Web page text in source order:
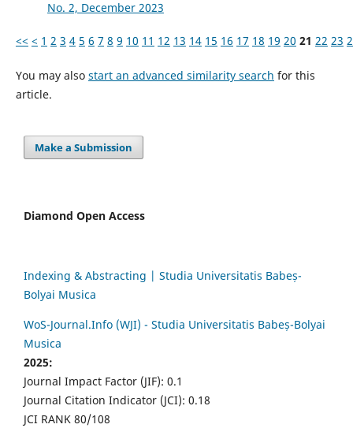
No. 2, December 2023
<< < 1 2 3 4 5 6 7 8 9 10 11 12 13 14 15 16 17 18 19 20 21 22 23
You may also start an advanced similarity search for this
article.
Make a Submission
Diamond Open Access
Indexing & Abstracting | Studia Universitatis Babeș-
Bolyai Musica
WoS-Journal.Info (WJI) - Studia Universitatis Babeș-Bolyai
Musica
2025:
Journal Impact Factor (JIF): 0.1
Journal Citation Indicator (JCI): 0.18
JCI RANK 80/108